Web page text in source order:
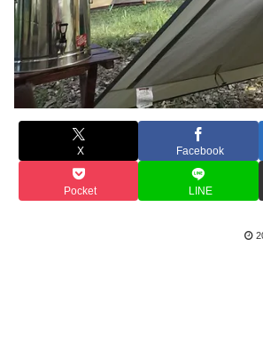
X Facebook
Pocket LINE